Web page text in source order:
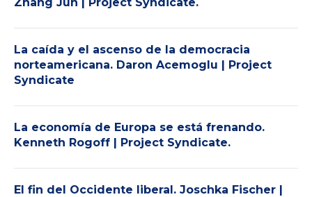
La caída y el ascenso de la democracia
norteamericana. Daron Acemoglu | Project
Syndicate
La economía de Europa se está frenando.
Kenneth Rogoff | Project Syndicate.
El fin del Occidente liberal. Joschka Fischer |